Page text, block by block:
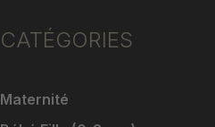
CATÉGORIES
Maternité